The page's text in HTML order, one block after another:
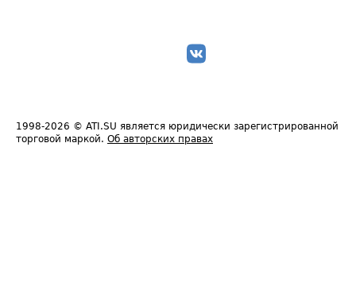
1998-2026 © ATI.SU является юридически зарегистрированной
торговой маркой. Об авторских правах